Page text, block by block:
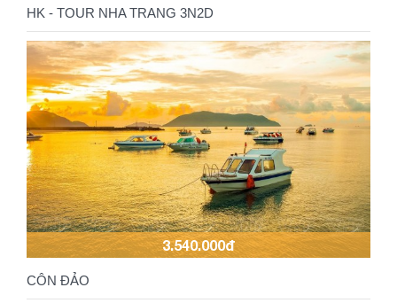
HK - TOUR NHA TRANG 3N2D
3.540.000đ
CÔN ĐẢO